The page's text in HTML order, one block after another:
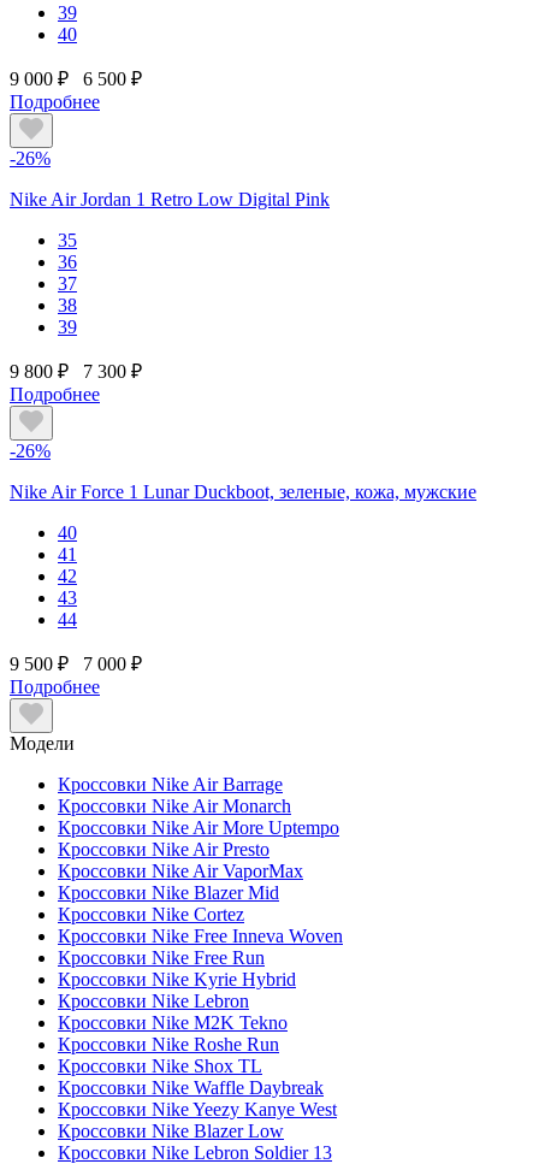
39
40
9 000 ₽
6 500 ₽
Подробнее
-26%
Nike Air Jordan 1 Retro Low Digital Pink
35
36
37
38
39
9 800 ₽
7 300 ₽
Подробнее
-26%
Nike Air Force 1 Lunar Duckboot, зеленые, кожа, мужские
40
41
42
43
44
9 500 ₽
7 000 ₽
Подробнее
Модели
Кроссовки Nike Air Barrage
Кроссовки Nike Air Monarch
Кроссовки Nike Air More Uptempo
Кроссовки Nike Air Presto
Кроссовки Nike Air VaporMax
Кроссовки Nike Blazer Mid
Кроссовки Nike Cortez
Кроссовки Nike Free Inneva Woven
Кроссовки Nike Free Run
Кроссовки Nike Kyrie Hybrid
Кроссовки Nike Lebron
Кроссовки Nike M2K Tekno
Кроссовки Nike Roshe Run
Кроссовки Nike Shox TL
Кроссовки Nike Waffle Daybreak
Кроссовки Nike Yeezy Kanye West
Кроссовки Nike Blazer Low
Кроссовки Nike Lebron Soldier 13